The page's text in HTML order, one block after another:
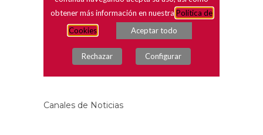
Canales de Noticias